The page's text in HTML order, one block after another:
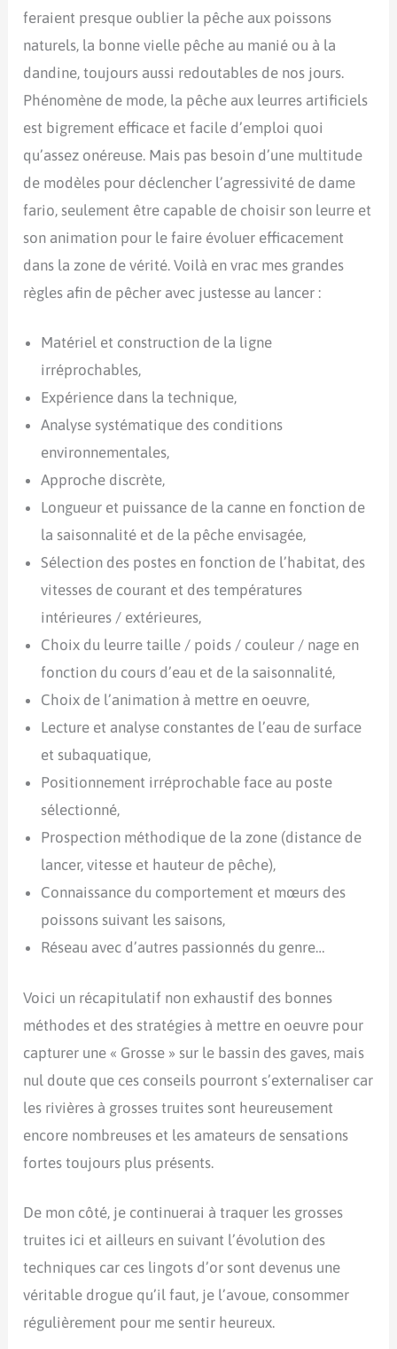
feraient presque oublier la pêche aux poissons
naturels, la bonne vielle pêche au manié ou à la
dandine, toujours aussi redoutables de nos jours.
Phénomène de mode, la pêche aux leurres artificiels
est bigrement efficace et facile d’emploi quoi
qu’assez onéreuse. Mais pas besoin d’une multitude
de modèles pour déclencher l’agressivité de dame
fario, seulement être capable de choisir son leurre et
son animation pour le faire évoluer efficacement
dans la zone de vérité. Voilà en vrac mes grandes
règles afin de pêcher avec justesse au lancer :
Matériel et construction de la ligne
irréprochables,
Expérience dans la technique,
Analyse systématique des conditions
environnementales,
Approche discrète,
Longueur et puissance de la canne en fonction de
la saisonnalité et de la pêche envisagée,
Sélection des postes en fonction de l’habitat, des
vitesses de courant et des températures
intérieures / extérieures,
Choix du leurre taille / poids / couleur / nage en
fonction du cours d’eau et de la saisonnalité,
Choix de l’animation à mettre en oeuvre,
Lecture et analyse constantes de l’eau de surface
et subaquatique,
Positionnement irréprochable face au poste
sélectionné,
Prospection méthodique de la zone (distance de
lancer, vitesse et hauteur de pêche),
Connaissance du comportement et mœurs des
poissons suivant les saisons,
Réseau avec d’autres passionnés du genre…
Voici un récapitulatif non exhaustif des bonnes
méthodes et des stratégies à mettre en oeuvre pour
capturer une « Grosse » sur le bassin des gaves, mais
nul doute que ces conseils pourront s’externaliser car
les rivières à grosses truites sont heureusement
encore nombreuses et les amateurs de sensations
fortes toujours plus présents.
De mon côté, je continuerai à traquer les grosses
truites ici et ailleurs en suivant l’évolution des
techniques car ces lingots d’or sont devenus une
véritable drogue qu’il faut, je l’avoue, consommer
régulièrement pour me sentir heureux.